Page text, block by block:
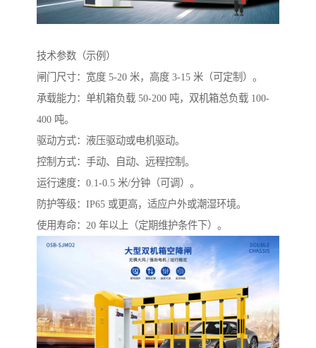
技术参数（示例）
闸门尺寸：宽度 5-20 米，高度 3-15 米（可定制）。
承载能力：单机箱负载 50-200 吨，双机箱总负载 100-
400 吨。
驱动方式：液压驱动或电机驱动。
控制方式：手动、自动、远程控制。
运行速度：0.1-0.5 米/分钟（可调）。
防护等级：IP65 或更高，适应户外或潮湿环境。
使用寿命：20 年以上（定期维护条件下）。